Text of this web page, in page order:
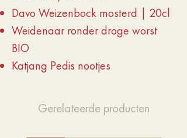
Davo Weizenbock mosterd | 20cl
Weidenaar ronder droge worst
BIO
Katjang Pedis nootjes
Gerelateerde producten